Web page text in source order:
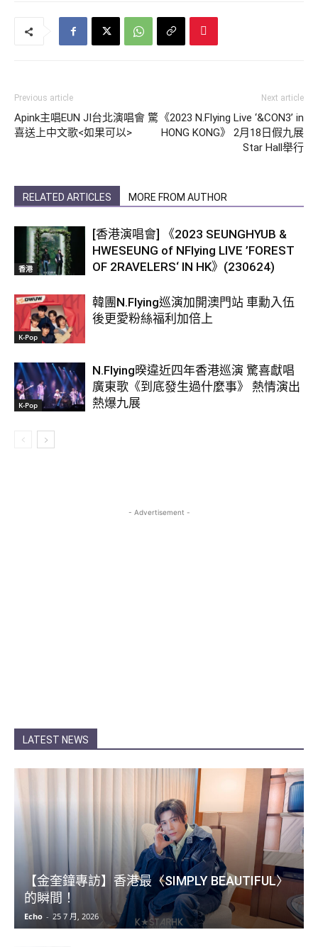
Previous article
Apink主唱EUN JI台北演唱會 驚
喜送上中文歌<如果可以>
Next article
《2023 N.Flying Live ‘&CON3’ in
HONG KONG》 2月18日假九展
Star Hall舉行
RELATED ARTICLES MORE FROM AUTHOR
香港
[香港演唱會] 《2023 SEUNGHYUB &
HWESEUNG of NFlying LIVE ’FOREST
OF 2RAVELERS‘ IN HK》(230624)
K-Pop
韓團N.Flying巡演加開澳門站 車勳入伍
後更愛粉絲福利加倍上
K-Pop
N.Flying暌違近四年香港巡演 驚喜獻唱
廣東歌《到底發生過什麼事》 熱情演出
熱爆九展
- Advertisement -
LATEST NEWS
【金奎鐘專訪】香港最〈SIMPLY BEAUTIFUL〉
的瞬間！
Echo - 25 7 月, 2026